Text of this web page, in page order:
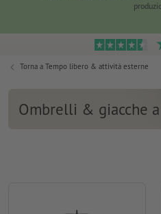
Torna a Tempo libero & attività esterne
Ombrelli & giacche